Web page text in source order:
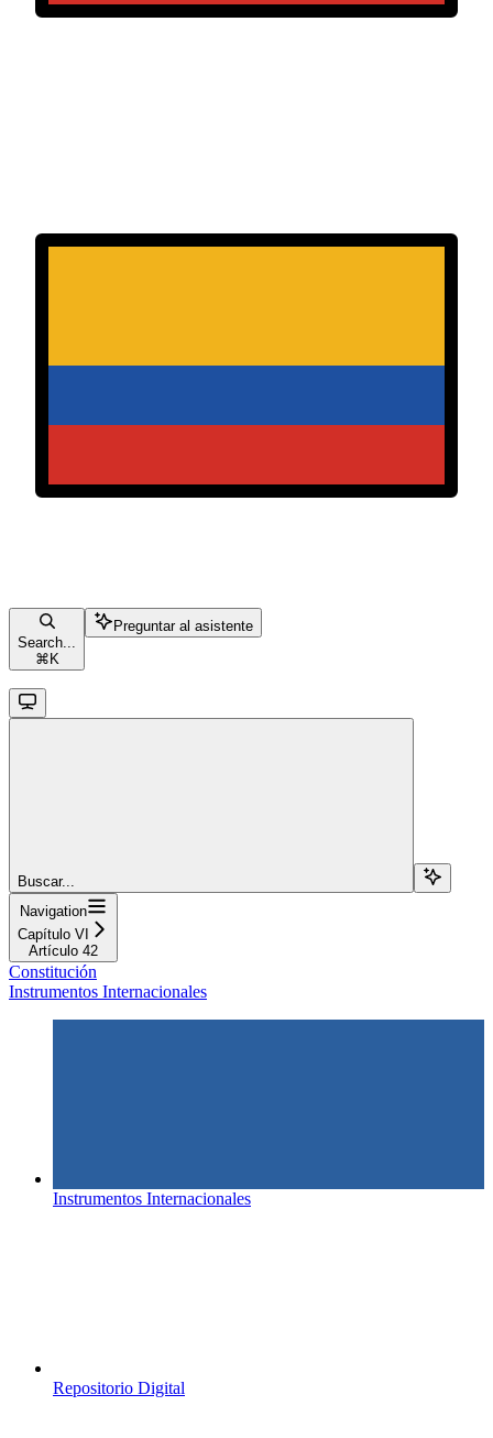
Search...
⌘ K
Preguntar al asistente
Buscar...
Navigation
Capítulo VI
Artículo 42
Constitución
Instrumentos Internacionales
Instrumentos Internacionales
Repositorio Digital